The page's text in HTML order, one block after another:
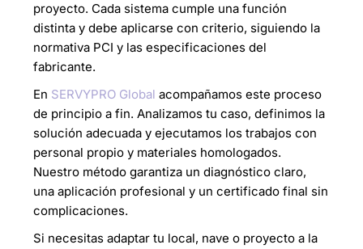
proyecto. Cada sistema cumple una función
distinta y debe aplicarse con criterio, siguiendo la
normativa PCI y las especificaciones del
fabricante.
En SERVYPRO Global acompañamos este proceso
de principio a fin. Analizamos tu caso, definimos la
solución adecuada y ejecutamos los trabajos con
personal propio y materiales homologados.
Nuestro método garantiza un diagnóstico claro,
una aplicación profesional y un certificado final sin
complicaciones.
Si necesitas adaptar tu local, nave o proyecto a la